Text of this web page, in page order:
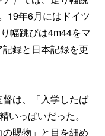
19年6月にはドイツ
幅跳びは4m44をマ
録と日本記録を更
は、「入学したば
いっぱいだった。
賜物」と目を細め